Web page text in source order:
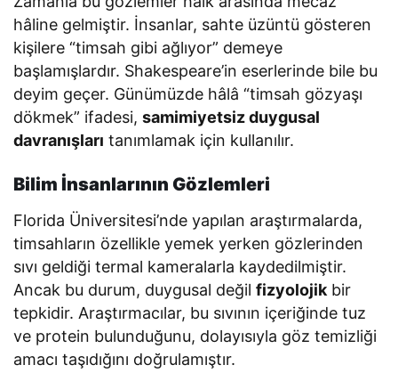
hâline gelmiştir. İnsanlar, sahte üzüntü gösteren
kişilere “timsah gibi ağlıyor” demeye
başlamışlardır. Shakespeare’in eserlerinde bile bu
deyim geçer. Günümüzde hâlâ “timsah gözyaşı
dökmek” ifadesi,samimiyetsiz duygusal
davranışları tanımlamak için kullanılır.
Bilim İnsanlarının Gözlemleri
Florida Üniversitesi’nde yapılan araştırmalarda,
timsahların özellikle yemek yerken gözlerinden
sıvı geldiği termal kameralarla kaydedilmiştir.
Ancak bu durum, duygusal değilfizyolojik bir
tepkidir. Araştırmacılar, bu sıvının içeriğinde tuz
ve protein bulunduğunu, dolayısıyla göz temizliği
amacı taşıdığını doğrulamıştır.